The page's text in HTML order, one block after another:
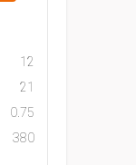
12
21
0.75
380